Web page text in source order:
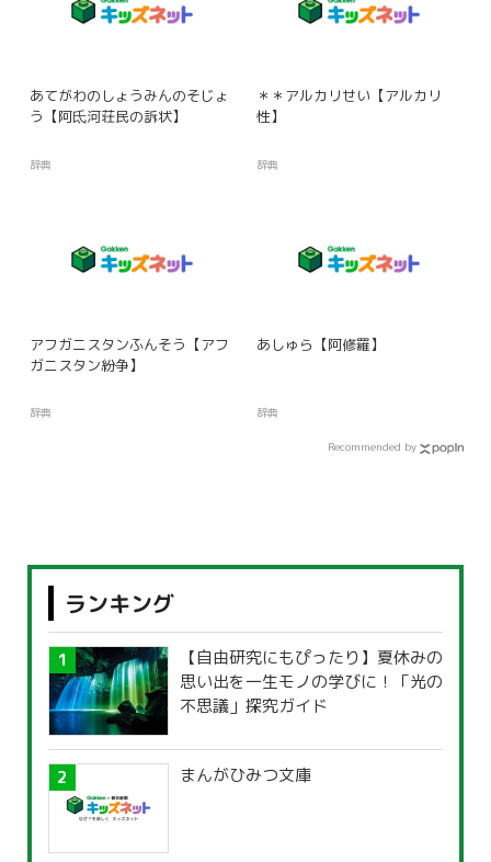
あてがわのしょうみんのそじょ
う【阿氐河荘民の訴状】
辞典
＊＊アルカリせい【アルカリ
性】
辞典
アフガニスタンふんそう【アフ
ガニスタン紛争】
辞典
あしゅら【阿修羅】
辞典
Recommended by
ランキング
【自由研究にもぴったり】夏休みの
思い出を一生モノの学びに！「光の
不思議」探究ガイド
まんがひみつ文庫